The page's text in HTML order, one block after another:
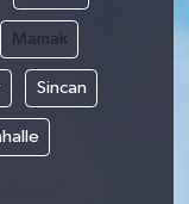
Mamak
Sincan